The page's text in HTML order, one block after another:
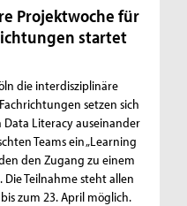
Projektwoche für
startet
die interdisziplinäre
setzen sich
Literacy auseinander
Teams ein „Learning
den Zugang zu einem
Teilnahme steht allen
zum 23. April möglich.